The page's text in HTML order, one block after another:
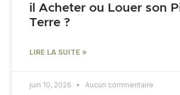
il Acheter ou Louer son
Terre ?
LIRE LA SUITE »
juin 10, 2026 Aucun commentaire